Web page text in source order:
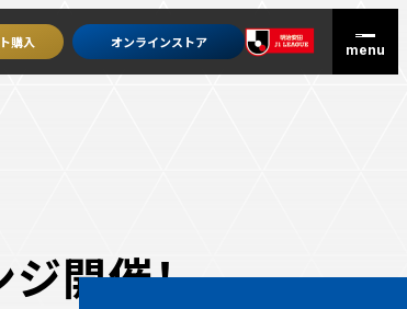
購入 オンラインストア
開催！